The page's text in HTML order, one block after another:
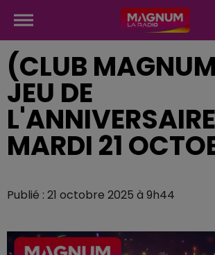
(CLUB
JEU DE
MARDI 21
Publié : 21 octobre 2025 à 9h44